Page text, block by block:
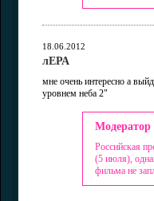
18.06.2012
лЕРА
мне очень интересно а
уровнем неба 2"
Модератор
Российская
(5 июля),
фильма не